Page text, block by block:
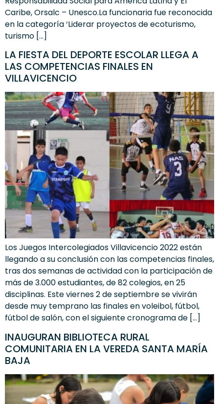
Caribe, Orsalc – Unesco.La funcionaria fue reconocida
en la categoría ‘Liderar proyectos de ecoturismo,
turismo […]
LA FIESTA DEL DEPORTE ESCOLAR LLEGA A
LAS COMPETENCIAS FINALES EN
VILLAVICENCIO
Los Juegos Intercolegiados Villavicencio 2022 están
llegando a su conclusión con las competencias finales,
tras dos semanas de actividad con la participación de
más de 3.000 estudiantes, de 82 colegios, en 25
disciplinas. Este viernes 2 de septiembre se vivirán
desde muy temprano las finales en voleibol, fútbol,
fútbol de salón, con el siguiente cronograma de […]
INAUGURAN BIBLIOTECA RURAL
COMUNITARIA EN LA VEREDA SANTA MARÍA
BAJA